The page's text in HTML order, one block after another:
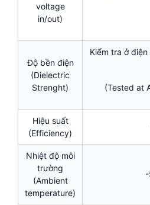
voltage
in/out)
Độ bền điện
(Dielectric
Strenght)
Kiểm tra ở
(Tested at
Hiệu suất
(Efficiency)
Nhiệt độ môi
trường
(Ambient
temperature)